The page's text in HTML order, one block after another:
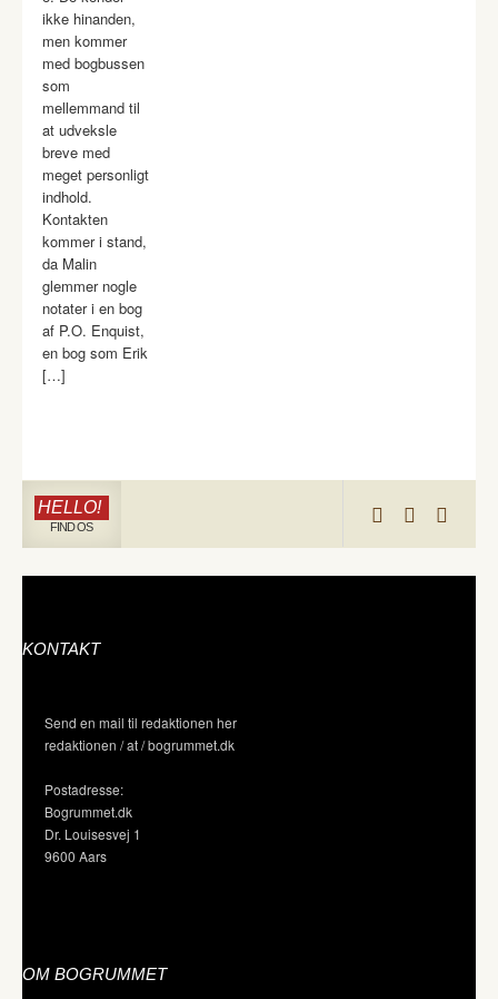
ikke hinanden,
men kommer
med bogbussen
som
mellemmand til
at udveksle
breve med
meget personligt
indhold.
Kontakten
kommer i stand,
da Malin
glemmer nogle
notater i en bog
af P.O. Enquist,
en bog som Erik
[…]
HELLO!
FIND OS
KONTAKT
Send en mail til redaktionen her
redaktionen / at / bogrummet.dk
Postadresse:
Bogrummet.dk
Dr. Louisesvej 1
9600 Aars
OM BOGRUMMET